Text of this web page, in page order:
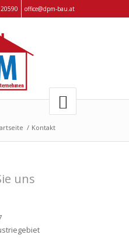
office@dpm-bau.at
/ Kontakt
uns